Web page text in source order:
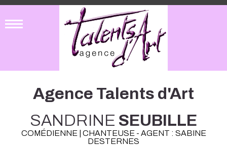
Agence Talents d'Art
SANDRINE SEUBILLE
COMÉDIENNE | CHANTEUSE - AGENT : SABINE
DESTERNES